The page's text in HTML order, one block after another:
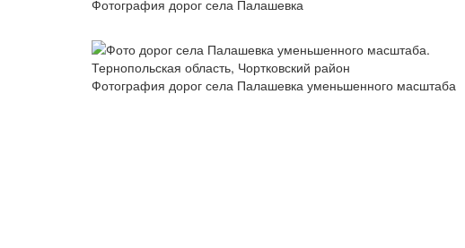
Фотография дорог села Палашевка
Фотография дорог села Палашевка уменьшенного масштаба